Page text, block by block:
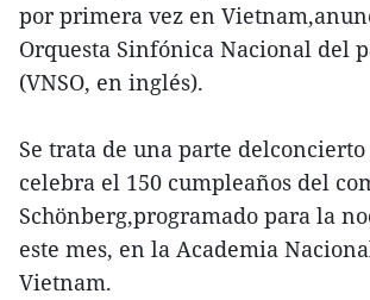
por primera vez en
Orquesta Sinfónica Nacional del
(VNSO, en inglés).
Se trata de una parte
celebra el 150 cumpleaños del
Schönberg,programado para la
este mes, en la Academia
Vietnam.